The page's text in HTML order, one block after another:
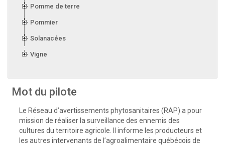
Pomme de terre
Pommier
Solanacées
Vigne
Mot du pilote
Le Réseau d’avertissements phytosanitaires (RAP) a pour
mission de réaliser la surveillance des ennemis des
cultures du territoire agricole. Il informe les producteurs et
les autres intervenants de l’agroalimentaire québécois de